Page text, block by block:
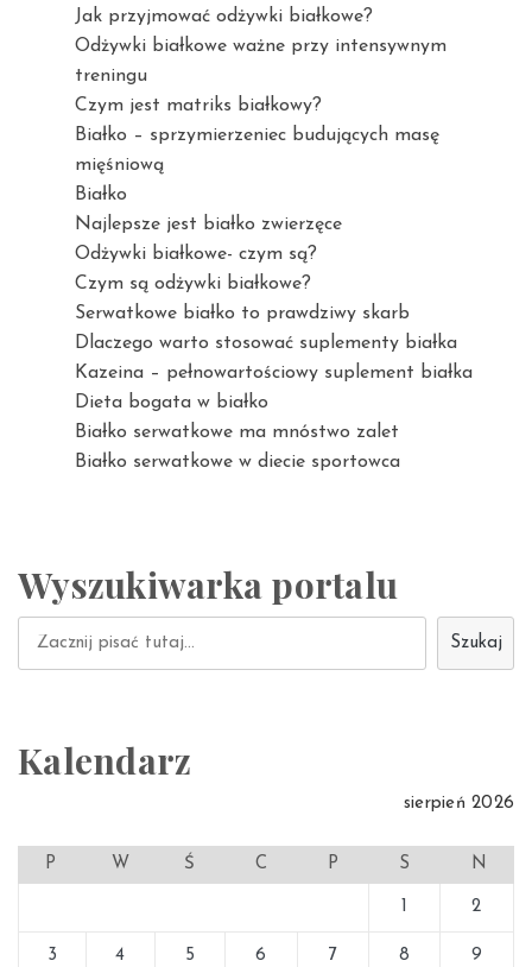
Jak przyjmować odżywki białkowe?
Odżywki białkowe ważne przy intensywnym
treningu
Czym jest matriks białkowy?
Białko – sprzymierzeniec budujących masę
mięśniową
Białko
Najlepsze jest białko zwierzęce
Odżywki białkowe- czym są?
Czym są odżywki białkowe?
Serwatkowe białko to prawdziwy skarb
Dlaczego warto stosować suplementy białka
Kazeina – pełnowartościowy suplement białka
Dieta bogata w białko
Białko serwatkowe ma mnóstwo zalet
Białko serwatkowe w diecie sportowca
Wyszukiwarka portalu
Szukaj
Kalendarz
sierpień 2026
P W Ś C P S N
1 2
3 4 5 6 7 8 9